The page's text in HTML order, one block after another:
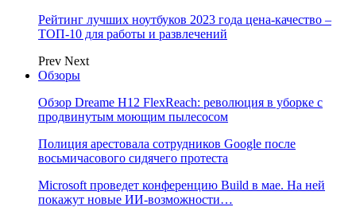
Рейтинг лучших ноутбуков 2023 года цена-качество –
ТОП-10 для работы и развлечений
Prev Next
Обзоры
Обзор Dreame H12 FlexReach: революция в уборке с
продвинутым моющим пылесосом
Полиция арестовала сотрудников Google после
восьмичасового сидячего протеста
Microsoft проведет конференцию Build в мае. На ней
покажут новые ИИ-возможности…